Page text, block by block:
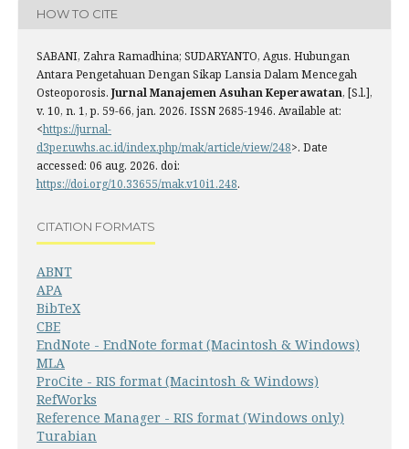
HOW TO CITE
SABANI, Zahra Ramadhina; SUDARYANTO, Agus. Hubungan
Antara Pengetahuan Dengan Sikap Lansia Dalam Mencegah
Osteoporosis. Jurnal Manajemen Asuhan Keperawatan, [S.l.],
v. 10, n. 1, p. 59-66, jan. 2026. ISSN 2685-1946. Available at:
<https://jurnal-
d3per.uwhs.ac.id/index.php/mak/article/view/248>. Date
accessed: 06 aug. 2026. doi:
https://doi.org/10.33655/mak.v10i1.248.
CITATION FORMATS
ABNT
APA
BibTeX
CBE
EndNote - EndNote format (Macintosh & Windows)
MLA
ProCite - RIS format (Macintosh & Windows)
RefWorks
Reference Manager - RIS format (Windows only)
Turabian